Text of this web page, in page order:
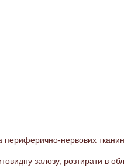
периферично-нервових
залозу, розтирати в